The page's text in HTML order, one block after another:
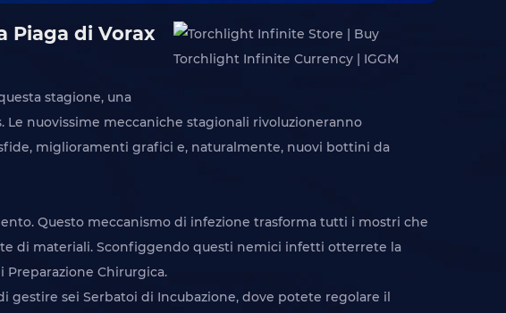
Piaga di Vorax
stagione, una
nuovissime meccaniche stagionali rivoluzioneranno
miglioramenti grafici e, naturalmente, nuovi bottini da
Questo meccanismo di infezione trasforma tutti i mostri che
di materiali. Sconfiggendo questi nemici infetti otterrete la
Preparazione Chirurgica.
gestire sei Serbatoi di Incubazione, dove potete regolare il